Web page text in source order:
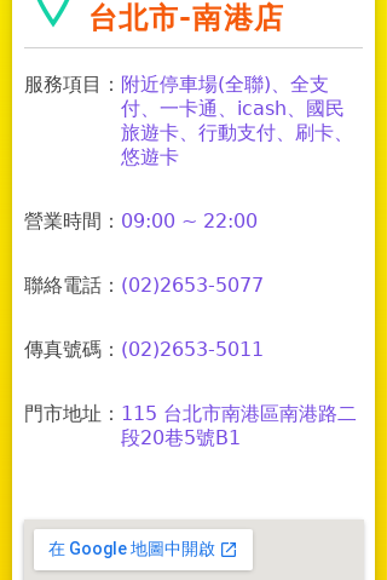
台北市-南港店
服務項目： 附近停車場(全聯)、全支
付、一卡通、icash、國民
旅遊卡、行動支付、刷卡、
悠遊卡
營業時間： 09:00 ~ 22:00
聯絡電話： (02)2653-5077
傳真號碼： (02)2653-5011
門市地址： 115 台北市南港區南港路二
段20巷5號B1